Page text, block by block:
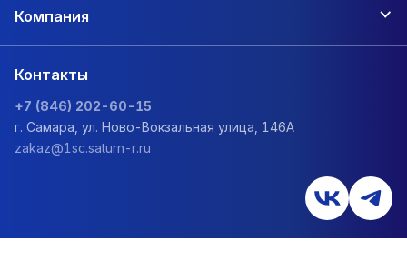
Компания
Контакты
+7 (846) 202-60-15
г. Самара, ул. Ново-Вокзальная улица, 146А
zakaz@1sc.saturn-r.ru